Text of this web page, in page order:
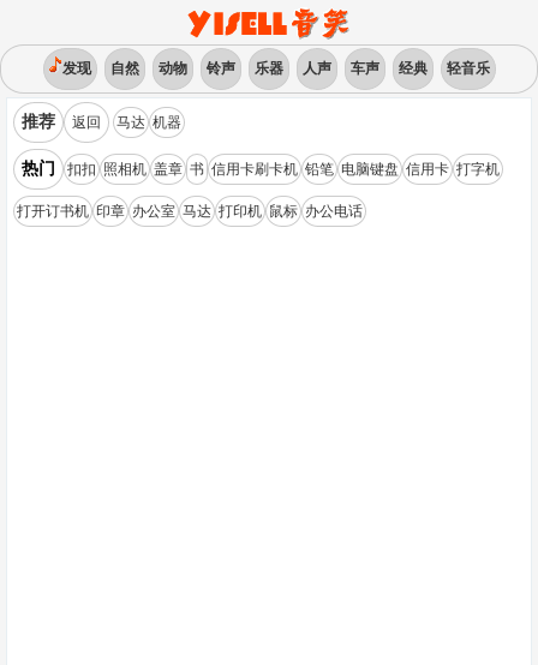
发现 自然 动物 铃声 乐器 人声 车声 经典 轻音乐
推荐 返回 马达 机器
热门 扣扣 照相机 盖章 书 信用卡刷卡机 铅笔 电脑键盘 信用卡 打字机
打开订书机 印章 办公室 马达 打印机 鼠标 办公电话